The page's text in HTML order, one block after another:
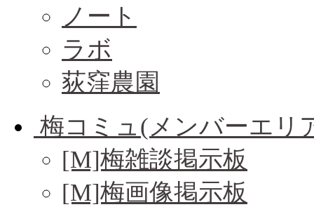
ノート
ラボ
荻窪農園
梅コミュ(メンバーエリ
[M]梅雑談掲示板
[M]梅画像掲示板